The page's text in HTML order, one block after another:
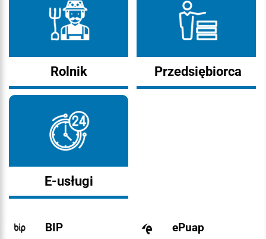
Rolnik Przedsiębiorca
E-usługi
BIP ePuap